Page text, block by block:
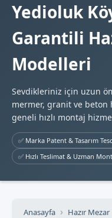
Yedioluk
Garantili
Modelleri
Sevdikleriniz için uzun
mermer, granit ve beton
geneli hızlı montaj
✅ Marka Patent & Tasarım
✅ Hızlı Teslimat & Uzman
Anasayfa Hazır Mezar